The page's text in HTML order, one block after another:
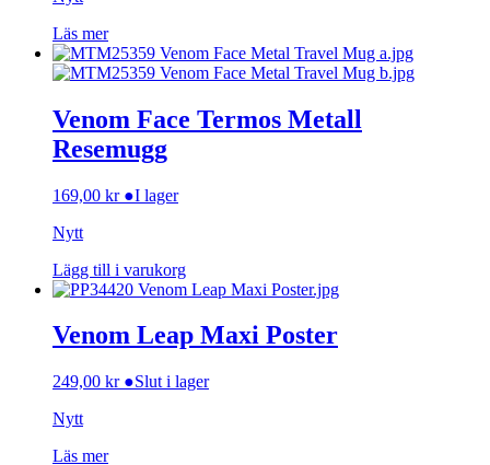
Läs mer
Venom Face Termos Metall
Resemugg
169,00 kr ●I lager
Nytt
Lägg till i varukorg
Venom Leap Maxi Poster
249,00 kr ●Slut i lager
Nytt
Läs mer